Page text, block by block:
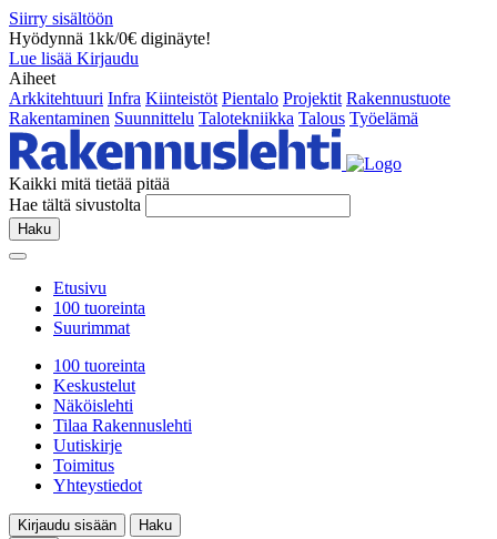
Siirry sisältöön
Hyödynnä 1kk/0€ diginäyte!
Lue lisää Kirjaudu
Aiheet
Arkkitehtuuri Infra Kiinteistöt Pientalo Projektit Rakennustuote
Rakentaminen Suunnittelu Talotekniikka Talous Työelämä
Kaikki mitä tietää pitää
Hae tältä sivustolta
Haku
Etusivu
100 tuoreinta
Suurimmat
100 tuoreinta
Keskustelut
Näköislehti
Tilaa Rakennuslehti
Uutiskirje
Toimitus
Yhteystiedot
Kirjaudu sisään
Haku